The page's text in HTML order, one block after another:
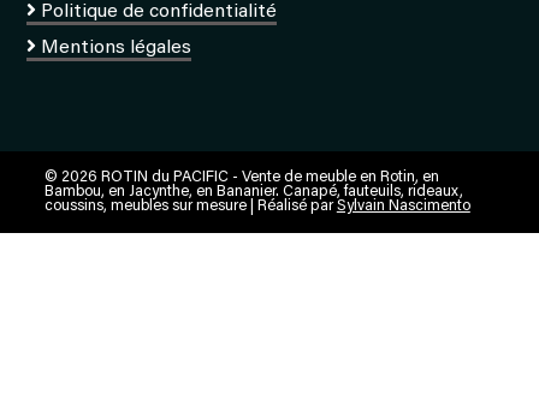
Politique de confidentialité
Mentions légales
© 2026 ROTIN du PACIFIC - Vente de meuble en Rotin, en
Bambou, en Jacynthe, en Bananier. Canapé, fauteuils, rideaux,
coussins, meubles sur mesure | Réalisé parSylvain Nascimento